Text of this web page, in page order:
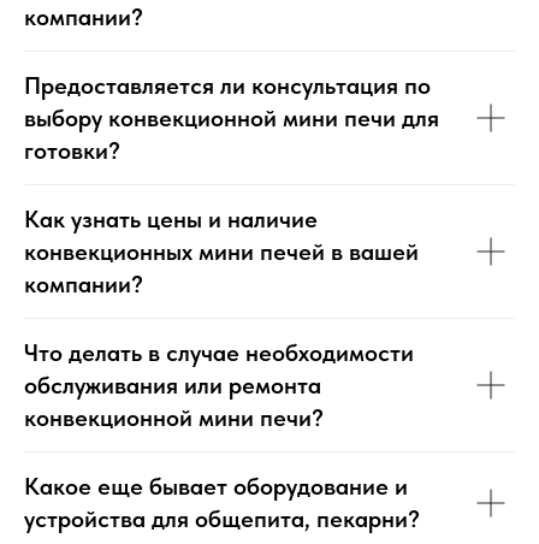
компании?
Предоставляется ли консультация по
выбору конвекционной мини печи для
готовки?
Как узнать цены и наличие
конвекционных мини печей в вашей
компании?
Что делать в случае необходимости
обслуживания или ремонта
конвекционной мини печи?
Какое еще бывает оборудование и
устройства для общепита, пекарни?